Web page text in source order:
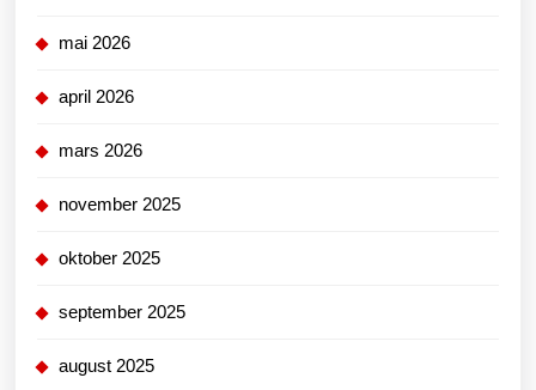
mai 2026
april 2026
mars 2026
november 2025
oktober 2025
september 2025
august 2025